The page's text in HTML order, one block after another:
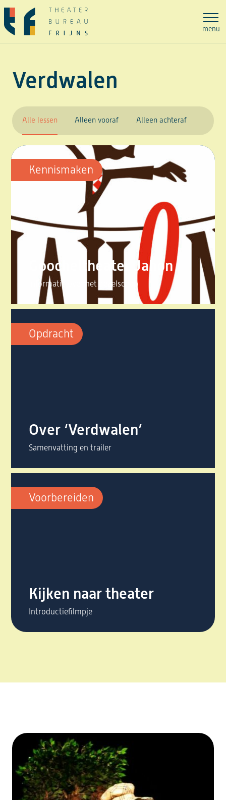
Ga
naar
de
inhoud
menu
Verdwalen
Alle lessen Alleen vooraf Alleen achteraf
Kennismaken
Goocheltheater Jahon
Informatie over het gezelschap
Opdracht
Over ‘Verdwalen’
Samenvatting en trailer
Voorbereiden
Kijken naar theater
Introductiefilmpje